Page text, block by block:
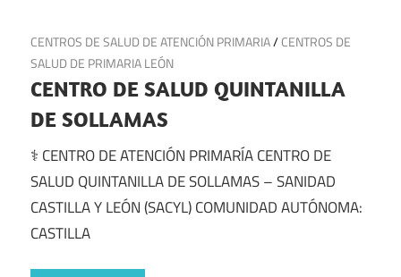
18 de julio de 2025
CENTROS DE SALUD DE ATENCIÓN PRIMARIA/CENTROS DE
SALUD DE PRIMARIA LEÓN
CENTRO DE SALUD QUINTANILLA
DE SOLLAMAS
⚕️ CENTRO DE ATENCIÓN PRIMARÍA CENTRO DE
SALUD QUINTANILLA DE SOLLAMAS – SANIDAD
CASTILLA Y LEÓN (SACYL) COMUNIDAD AUTÓNOMA:
CASTILLA